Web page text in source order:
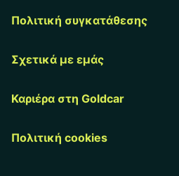
Πολιτική συγκατάθεσης
Σχετικά με εμάς
Καριέρα στη Goldcar
Πολιτική cookies